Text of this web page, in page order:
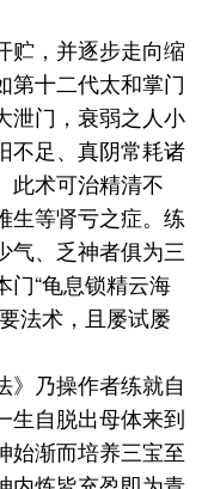
，并逐步走向缩
第十二代太和掌门
泄门，衰弱之人小
不足、真阴常耗诸
此术可治精清不
生等肾亏之症。练
气、乏神者俱为三
门“龟息锁精云海
法术，且屡试屡
乃操作者练就自
生自脱出母体来到
始渐而培养三宝至